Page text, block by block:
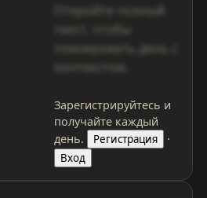
Откройте полный
текст, чтобы
планировать день с
контекстом.
Зарегистрируйтесь и
получайте каждый
день.
Регистрация ·
Вход